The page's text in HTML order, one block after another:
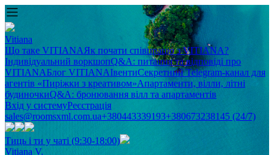
Vitiana
Що таке VITIANAЯк почати співпрацю з VITIANA?
Індивідуальний воркшопQ&A: питання та відповіді про
VITIANAБлог VITIANAІвентиСекретний Telegram-канал для
агентів «Пиріжки з креативом»Апартаменти, вілли, літні
будиночкиQ&A: бронювання вілл та апартаментів
Вхід у системуРеєстрація
sales@roomsxml.com.ua+380443339193+380673238145 (24/7)
Тиць і ти у чаті (9:30-18:00)
Vitiana V.